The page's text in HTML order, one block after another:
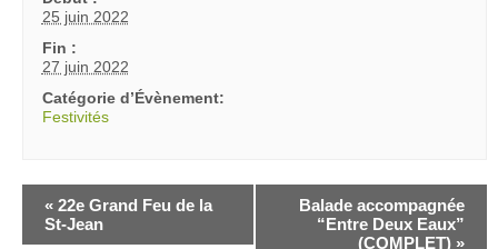
25 juin 2022
Fin :
27 juin 2022
Catégorie d’Évènement:
Festivités
« 22e Grand Feu de la
St-Jean
Balade accompagnée
“Entre Deux Eaux”
(COMPLET) »